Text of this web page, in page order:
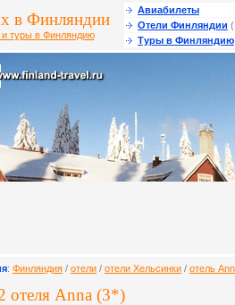
в Финляндии
и туры в Финляндию
Авиабилеты
Отели Финляндии
Туры в Финляндию
: Финляндия / отели / отели Хельсинки / отель
отеля Anna (3*)